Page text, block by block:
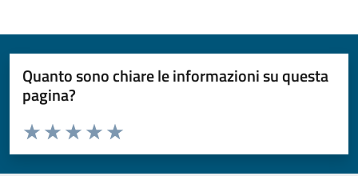
Quanto sono chiare le informazioni su questa
pagina?
Valuta da 1 a 5 stelle la pagina
Valuta 5 stelle su 5
Valuta 4 stelle su 5
Valuta 3 stelle su 5
Valuta 2 stelle su 5
Valuta 1 stelle su 5